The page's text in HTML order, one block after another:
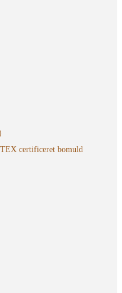
certificeret bomuld